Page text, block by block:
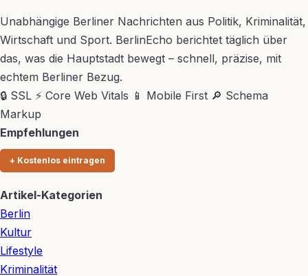
Unabhängige Berliner Nachrichten aus Politik, Kriminalität,
Wirtschaft und Sport. BerlinEcho berichtet täglich über
das, was die Hauptstadt bewegt – schnell, präzise, mit
echtem Berliner Bezug.
🔒 SSL ⚡ Core Web Vitals 📱 Mobile First 🔎 Schema
Markup
Empfehlungen
+ Kostenlos eintragen
Artikel-Kategorien
Berlin
Kultur
Lifestyle
Kriminalität